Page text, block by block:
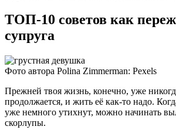
ТОП-10 советов как
супруга
Фото автора Polina Zimmerman: Pexels
Прежней твоя жизнь, конечно, уже
продолжается, и жить её как-то надо.
уже немного утихнут, можно начинать
скорлупы.